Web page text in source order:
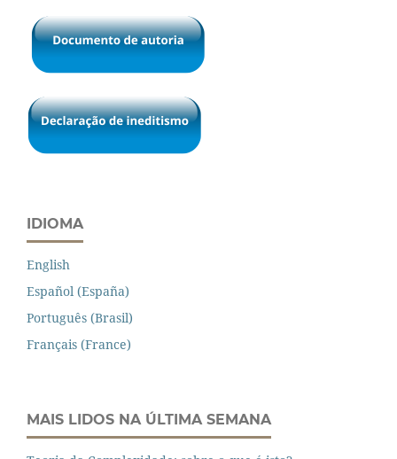
IDIOMA
English
Español (España)
Português (Brasil)
Français (France)
MAIS LIDOS NA ÚLTIMA SEMANA